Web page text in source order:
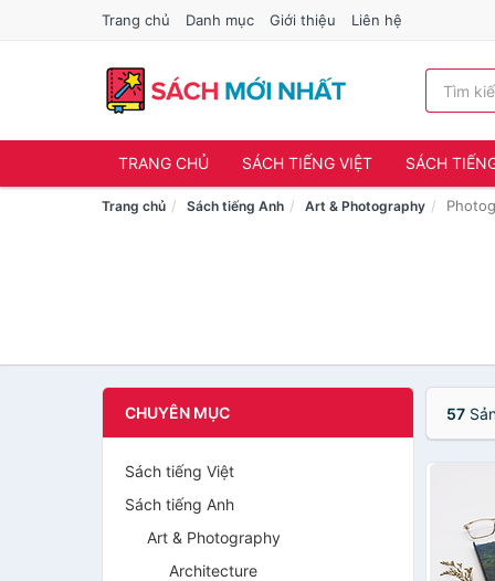
Trang chủ Danh mục Giới thiệu Liên hệ
TRANG CHỦ SÁCH TIẾNG VIỆT SÁCH
Trang chủ Sách tiếng Anh Art & Photography
CHUYÊN MỤC
Sách tiếng Việt
Sách tiếng Anh
Art & Photography
Architecture
57